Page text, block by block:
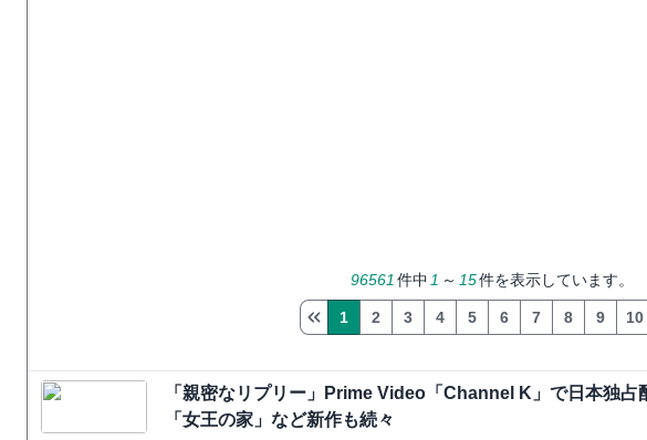
96561 件中 1 ～ 15件を表示しています。
1 2 3 4 5 6 7 8 9 10
「親密なリプリー」Prime Video「Channel K」で日本独占
「女王の家」など新作も続々